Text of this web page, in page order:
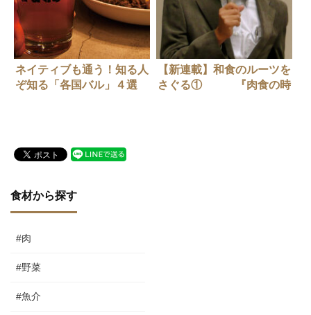
ネイティブも通う！知る人
ぞ知る「各国バル」４選
【新連載】和食のルーツを
さぐる① 『肉食の時
食材から探す
#肉
#野菜
#魚介